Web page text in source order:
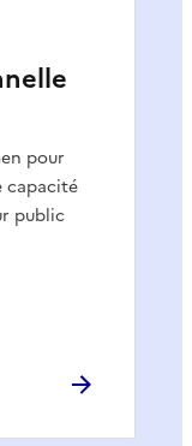
pour
capacité
public